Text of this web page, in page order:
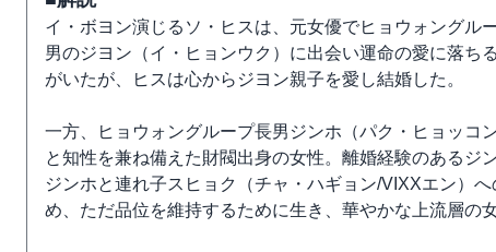
イ・ボヨン演じるソ・ヒスは、元女優でヒョウォングル
男のジヨン（イ・ヒョンウク）に出会い運命の愛に落ち
がいたが、ヒスは心からジヨン親子を愛し結婚した。
一方、ヒョウォングループ長男ジンホ（パク・ヒョッコ
と知性を兼ね備えた財閥出身の女性。離婚経験のあるジ
ジンホと連れ子スヒョク（チャ・ハギョン/VIXXエン）
め、ただ品位を維持するために生き、華やかな上流層の